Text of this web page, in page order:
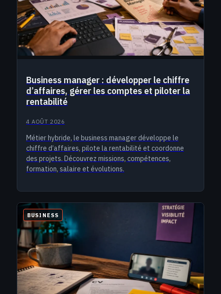
Business manager : développer le chiffre
d’affaires, gérer les comptes et piloter la
rentabilité
4 AOÛT 2026
Métier hybride, le business manager développe le
chiffre d’affaires, pilote la rentabilité et coordonne
des projets. Découvrez missions, compétences,
formation, salaire et évolutions.
BUSINESS